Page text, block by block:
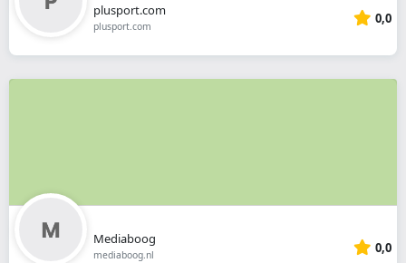
plusport.com
plusport.com 0,0
Mediaboog
mediaboog.nl 0,0